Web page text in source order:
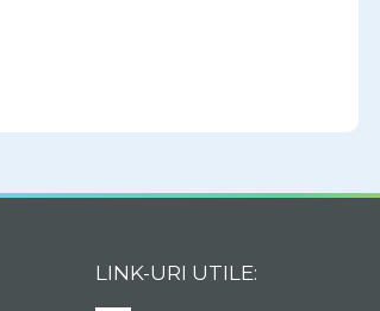
LINK-URI UTILE: